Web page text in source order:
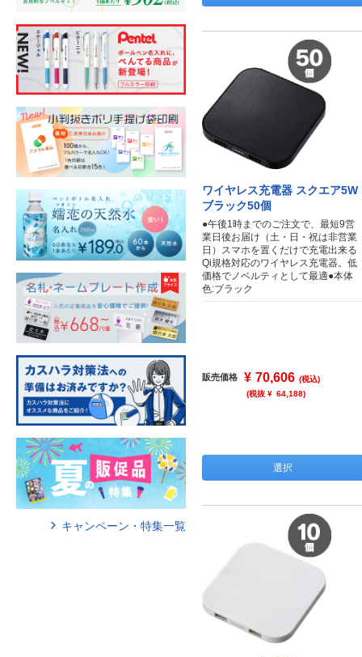
ワイヤレス充電器 スクエア5W
ブラック50個
●午後1時までのご注文で、最短9営
業日後お届け（土・日・祝は非営業
日）スマホを置くだけで充電出来る
Qi規格対応のワイヤレス充電器。低
価格でノベルティとして最適●本体
色:ブラック
販売価格 ¥ 70,606 (税込)
(税抜 ¥ 64,188)
選択
キャンペーン・特集一覧